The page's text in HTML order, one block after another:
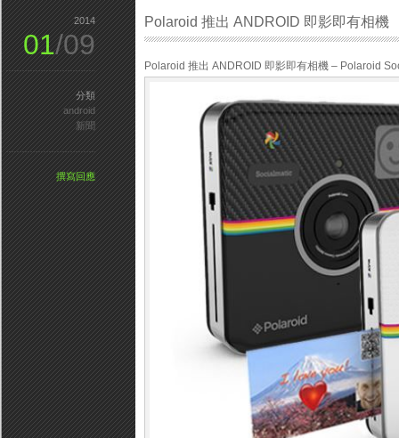
Polaroid 推出 ANDROID 即影即有相機
Polaroid 推出 ANDROID 即影即有相機 – Polaroid
2014
01/09
分類
android
新聞
撰寫回應